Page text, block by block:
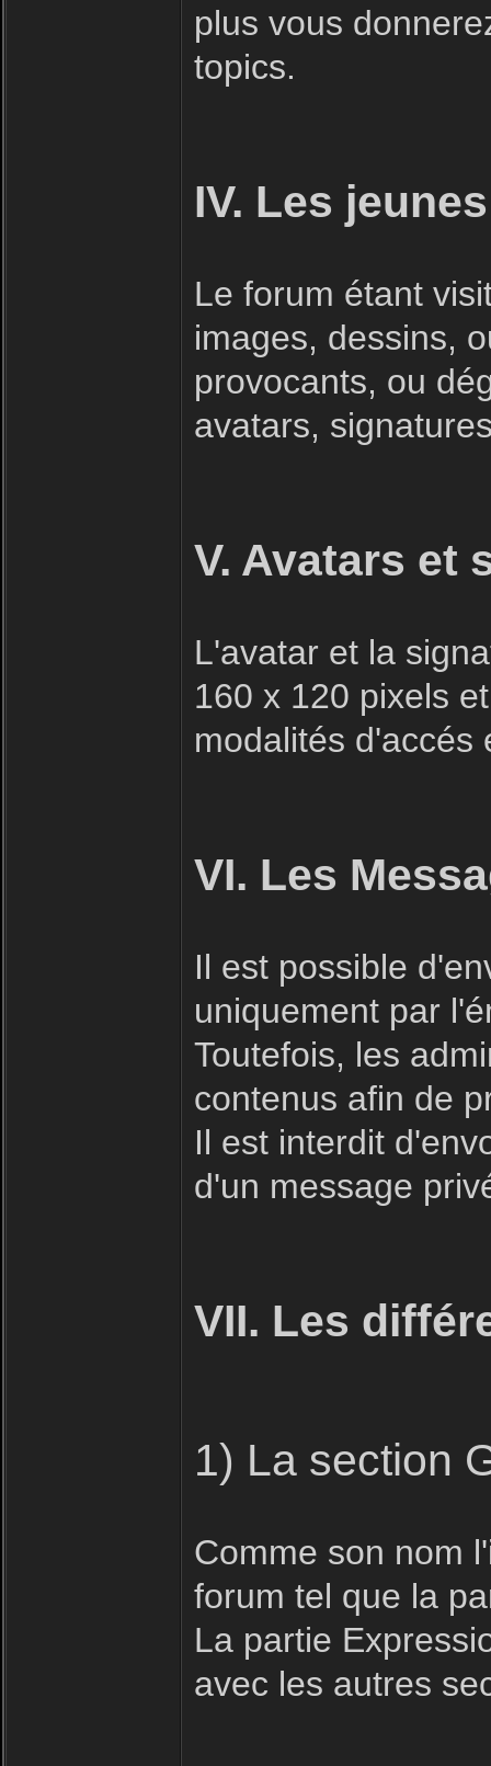
plus vous
topics.
IV. Les jeunes
Le forum étant
images, dessins,
provocants, ou
avatars,
V. Avatars et
L'avatar et la
160 x 120 pixels
modalités d'accés
VI. Les
Il est possible
uniquement par
Toutefois, les
contenus afin de
Il est interdit
d'un message
VII. Les
1) La section
Comme son nom
forum tel que la
La partie
avec les autres